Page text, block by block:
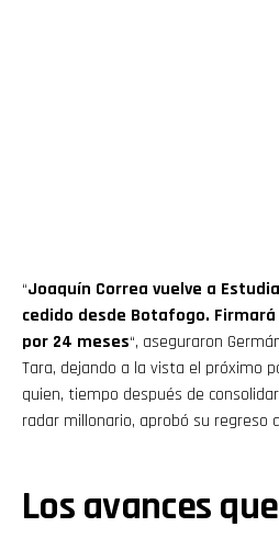
“Joaquín Correa vuelve a
cedido desde Botafogo.
por 24 meses“, aseguraron
Tara, dejando a la vista el próximo
quien, tiempo después de
radar millonario, aprobó su regreso
Los avances